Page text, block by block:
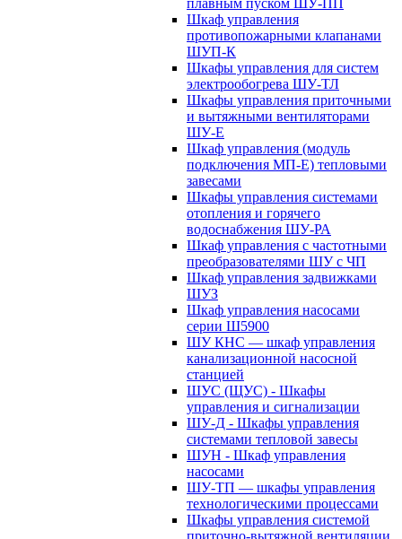
плавным пуском ШУ-ПП
Шкаф управления
противопожарными клапанами
ШУП-К
Шкафы управления для систем
электрообогрева ШУ-ТЛ
Шкафы управления приточными
и вытяжными вентиляторами
ШУ-Е
Шкаф управления (модуль
подключения МП-Е) тепловыми
завесами
Шкафы управления системами
отопления и горячего
водоснабжения ШУ-РА
Шкаф управления с частотными
преобразователями ШУ с ЧП
Шкаф управления задвижками
ШУЗ
Шкаф управления насосами
серии Ш5900
ШУ КНС — шкаф управления
канализационной насосной
станцией
ШУС (ЩУС) - Шкафы
управления и сигнализации
ШУ-Д - Шкафы управления
системами тепловой завесы
ШУН - Шкаф управления
насосами
ШУ-ТП — шкафы управления
технологическими процессами
Шкафы управления системой
приточно-вытяжной вентиляции